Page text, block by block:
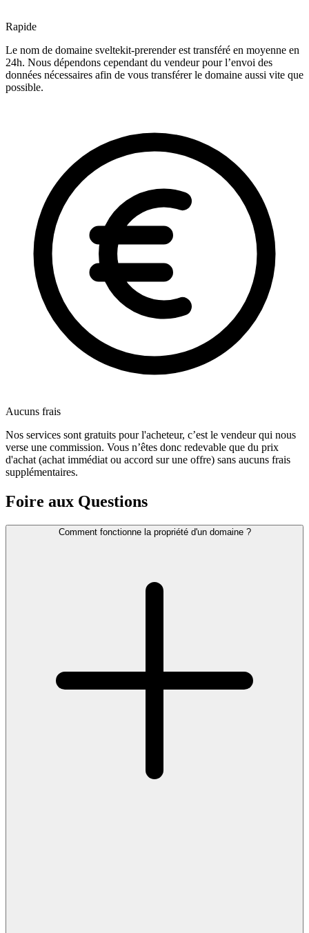
Rapide
Le nom de domaine sveltekit-prerender est transféré en moyenne en
24h. Nous dépendons cependant du vendeur pour l’envoi des
données nécessaires afin de vous transférer le domaine aussi vite que
possible.
Aucuns frais
Nos services sont gratuits pour l'acheteur, c’est le vendeur qui nous
verse une commission. Vous n’êtes donc redevable que du prix
d'achat (achat immédiat ou accord sur une offre) sans aucuns frais
supplémentaires.
Foire aux Questions
Comment fonctionne la propriété d'un domaine ?